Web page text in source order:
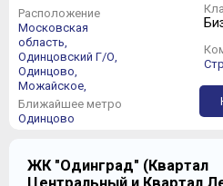
Расположение
Московская
область,
Одинцовский Г/О,
Одинцово,
Можайское,
Ближайшее метро
Одинцово
ЖК "Одинград" (Квартал
Центральный и Квартал